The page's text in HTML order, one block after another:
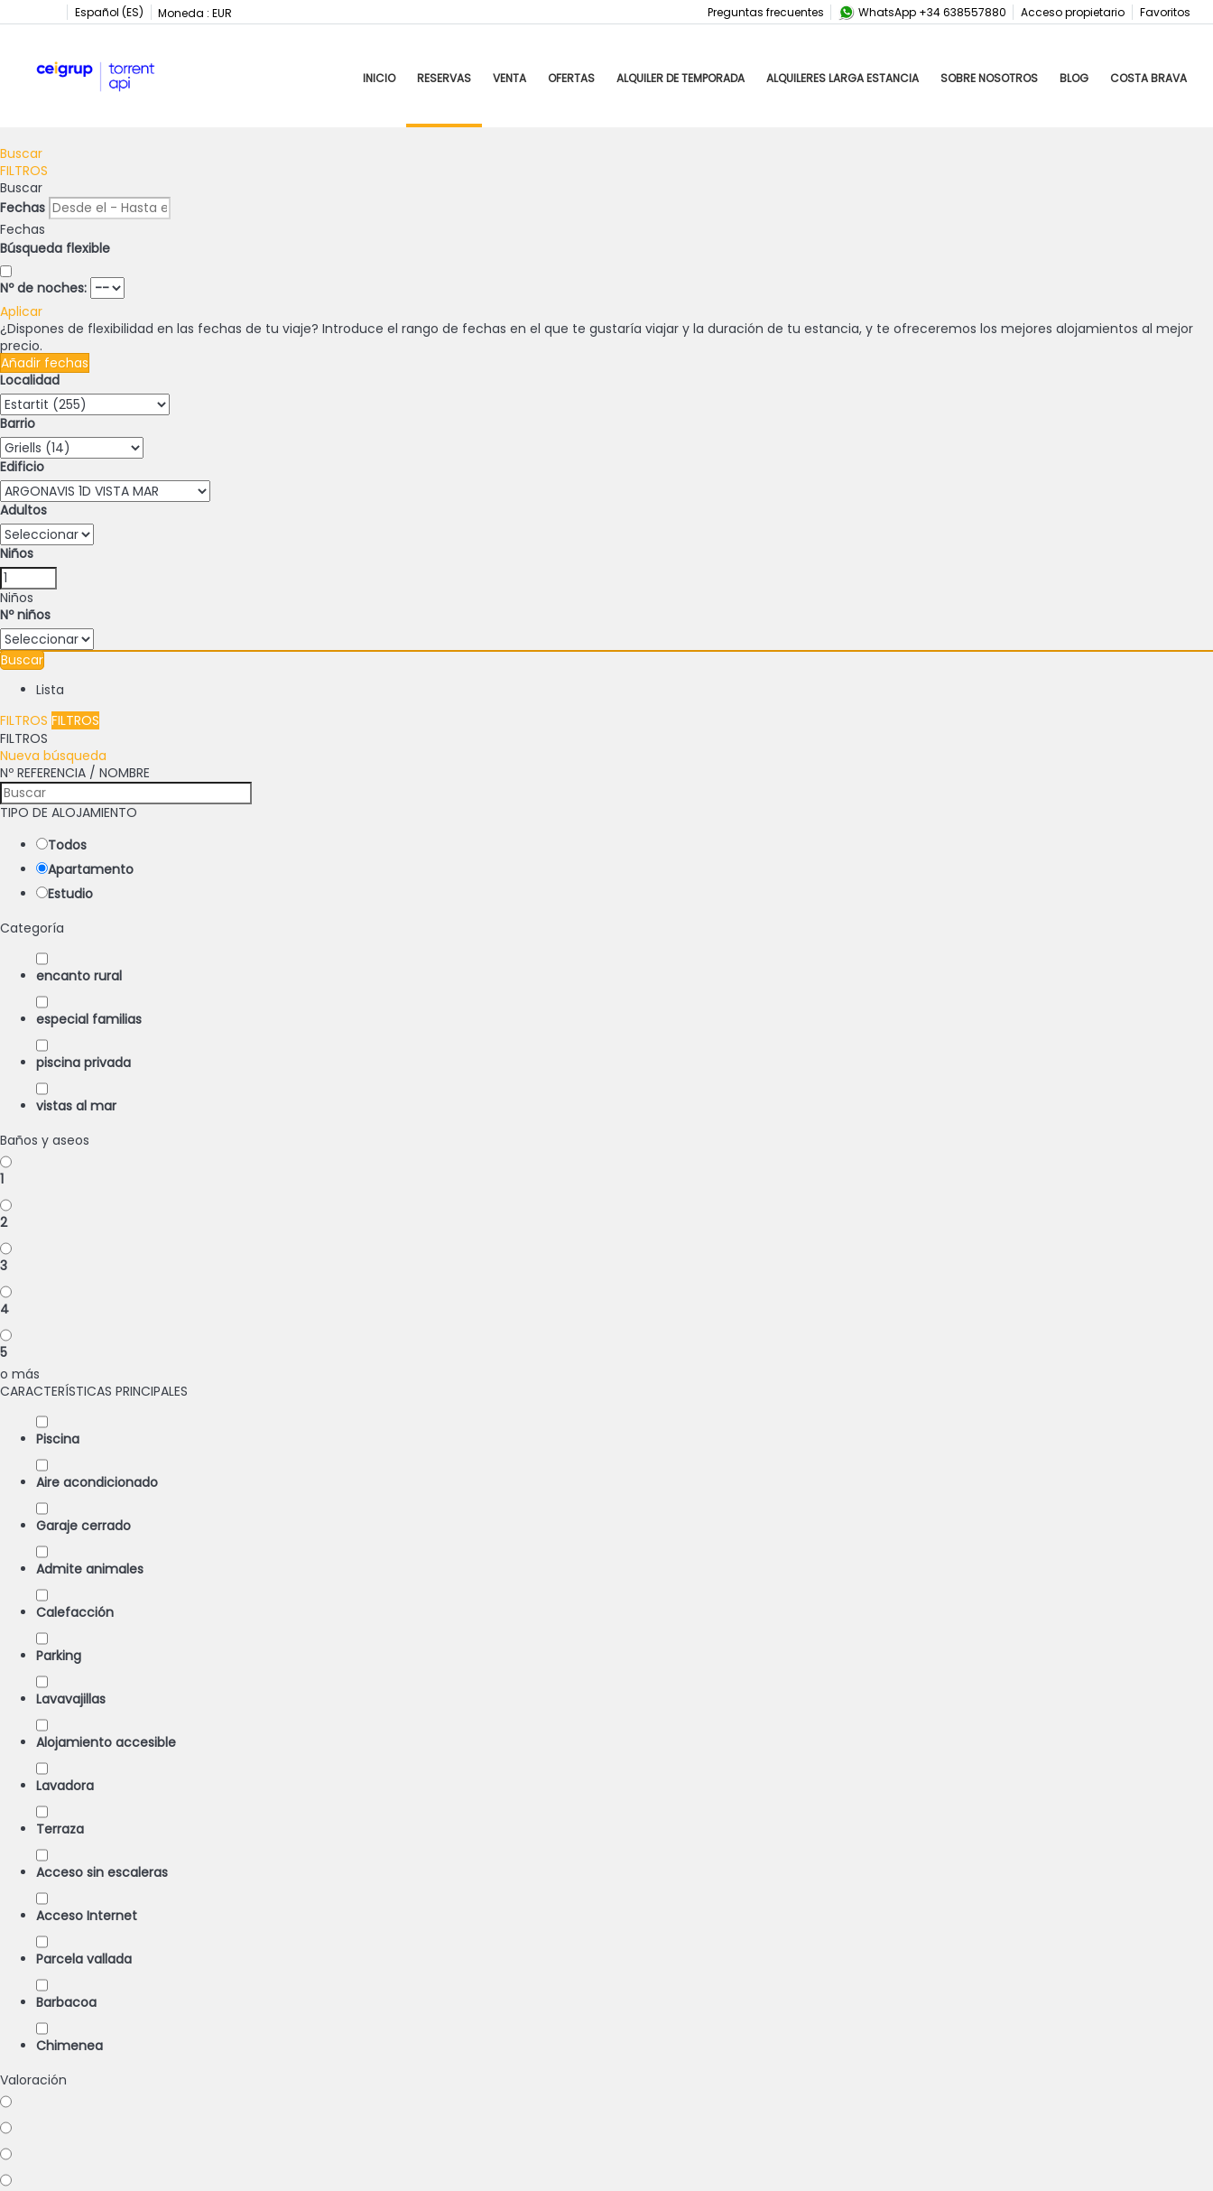
Español (ES) Moneda : EUR Favoritos
Acceso propietario
WhatsApp +34 638557880
Preguntas frecuentes
INICIO RESERVAS VENTA OFERTAS ALQUILER DE TEMPORADA ALQUILERES LARGA ESTANCIA SOBRE NOSOTROS BLOG COSTA BRAVA
Buscar
FILTROS
Buscar
Fechas
Fechas
Búsqueda flexible
Nº de noches:
Aplicar
¿Dispones de flexibilidad en las fechas de tu viaje? Introduce el rango de fechas en el que te gustaría viajar y la duración de tu estancia, y te ofreceremos los mejores alojamientos al mejor
precio.
Añadir fechas
Localidad
Barrio
Edificio
Adultos
Niños
Niños
Nº niños
Buscar
Lista
FILTROS FILTROS
FILTROS
Nueva búsqueda
Nº REFERENCIA / NOMBRE
TIPO DE ALOJAMIENTO
Todos
Apartamento
Estudio
Categoría
encanto rural
especial familias
piscina privada
vistas al mar
Baños y aseos
1
2
3
4
5
o más
CARACTERÍSTICAS PRINCIPALES
Piscina
Aire acondicionado
Garaje cerrado
Admite animales
Calefacción
Parking
Lavavajillas
Alojamiento accesible
Lavadora
Terraza
Acceso sin escaleras
Acceso Internet
Parcela vallada
Barbacoa
Chimenea
Valoración